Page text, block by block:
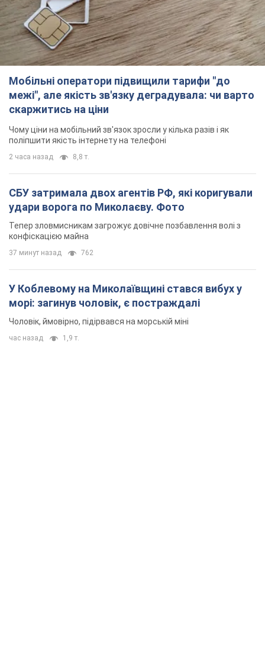
Мобільні оператори підвищили тарифи "до
межі", але якість зв'язку деградувала: чи варто
скаржитись на ціни
Чому ціни на мобільний зв'язок зросли у кілька разів і як
поліпшити якість інтернету на телефоні
2 часа назад 8,8 т.
СБУ затримала двох агентів РФ, які коригували
удари ворога по Миколаєву. Фото
Тепер зловмисникам загрожує довічне позбавлення волі з
конфіскацією майна
37 минут назад 762
У Коблевому на Миколаївщині стався вибух у
морі: загинув чоловік, є постраждалі
Чоловік, ймовірно, підірвався на морській міні
час назад 1,9 т.